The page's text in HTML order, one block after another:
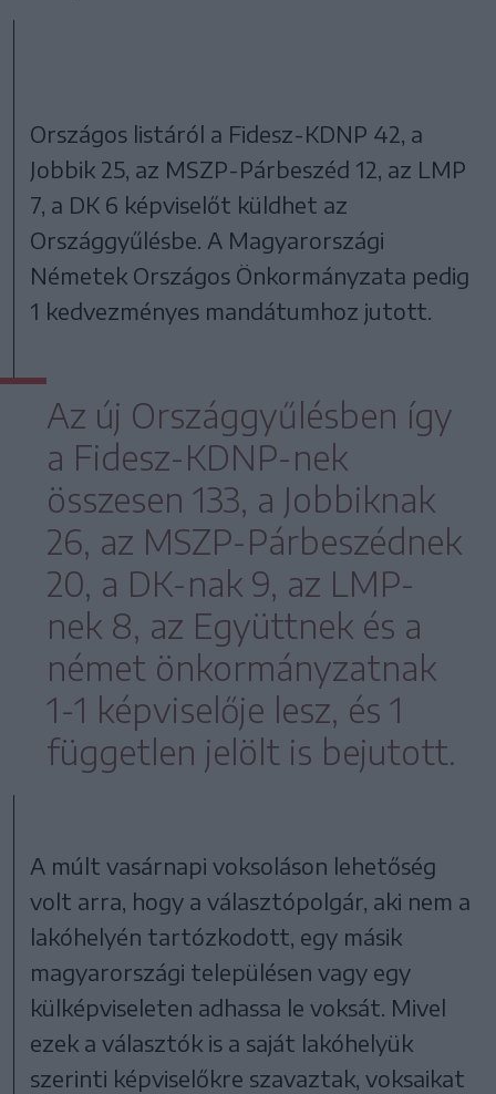
Országos listáról a Fidesz-KDNP 42, a
Jobbik 25, az MSZP-Párbeszéd 12, az LMP
7, a DK 6 képviselőt küldhet az
Országgyűlésbe. A Magyarországi
Németek Országos Önkormányzata pedig
1 kedvezményes mandátumhoz jutott.
Az új Országgyűlésben így
a Fidesz-KDNP-nek
összesen 133, a Jobbiknak
26, az MSZP-Párbeszédnek
20, a DK-nak 9, az LMP-
nek 8, az Együttnek és a
német önkormányzatnak
1-1 képviselője lesz, és 1
független jelölt is bejutott.
A múlt vasárnapi voksoláson lehetőség
volt arra, hogy a választópolgár, aki nem a
lakóhelyén tartózkodott, egy másik
magyarországi településen vagy egy
külképviseleten adhassa le voksát. Mivel
ezek a választók is a saját lakóhelyük
szerinti képviselőkre szavaztak, voksaikat